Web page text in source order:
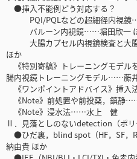
●挿入不能例どう対応する？
PQI/PQLなどの超細径内視鏡
バルーン内視鏡……堀田欣一
大腸カプセル内視鏡検査と大
ほか
《特別寄稿》トレーニングモデ
腸内視鏡トレーニングモデル……藤
《ワンポイントアドバイス》挿
《Note》前処置や前投薬，鎮静
《Note》浸水法……水上 健
Ⅱ．見落としのないdetection（ポリ
●ひだ裏，blind spot（HF，SF，
納由貴 ほか